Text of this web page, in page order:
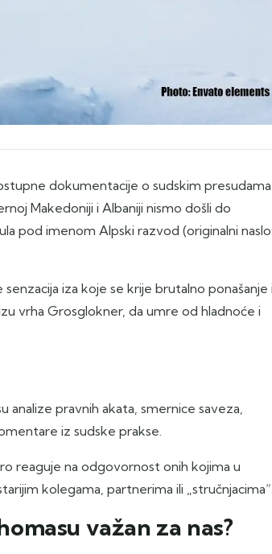
dokumentacije o sudskim
Makedoniji i Albaniji nismo došli do
pod imenom Alpski razvod (originalni
iza koje se krije brutalno ponašanje i
vrha Grosglokner, da umre od hladnoće i
pravnih akata, smernice saveza,
iz sudske prakse.
reaguje na odgovornost onih kojima u
kolegama, partnerima ili „stručnjacima“.
važan za nas?